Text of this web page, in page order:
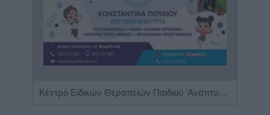
Κέντρο Ειδικών Θεραπειών Παιδιού 'Ανάπτυξη 'Λόγου'